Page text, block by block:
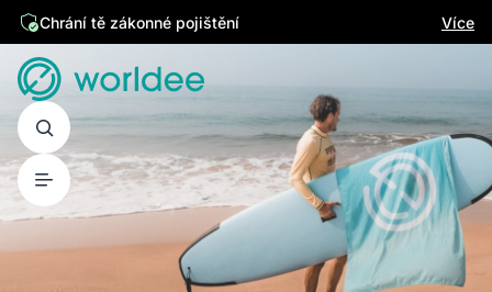
Chrání tě zákonné pojištění Více
PRŮVODCE DESTINACEMI
Prozkoumej svět do posledního